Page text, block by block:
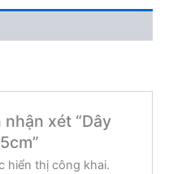
xét “Dây
hiển thị công khai.